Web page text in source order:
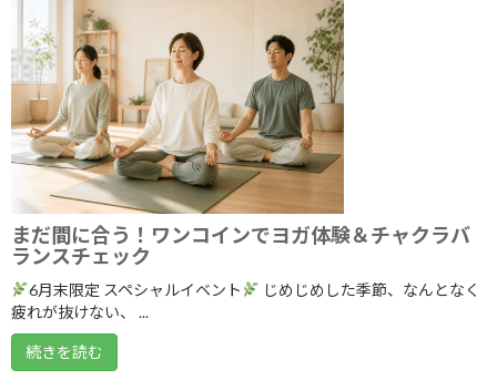
2023年11月
2023年10月
2023年9月
2023年8月
2023年7月
2023年6月
2023年5月
2023年4月
2023年3月
まだ間に合う！ワンコインでヨガ体験＆チャクラバ
ランスチェック
6月末限定 スペシャルイベント
じめじめした季節、なんとなく
疲れが抜けない、 ...
続きを読む